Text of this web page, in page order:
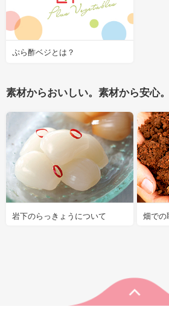
ぷら酢ベジとは？
素材からおいしい。素材から安心。
岩下のらっきょうについて 畑での